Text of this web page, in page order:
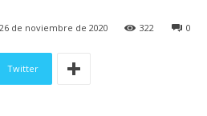
26 de noviembre de 2020 0
322
Twitter